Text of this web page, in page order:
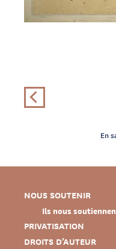
En
NOUS SOUTENIR
Ils nous
PRIVATISATION
DROITS D’AUTEUR